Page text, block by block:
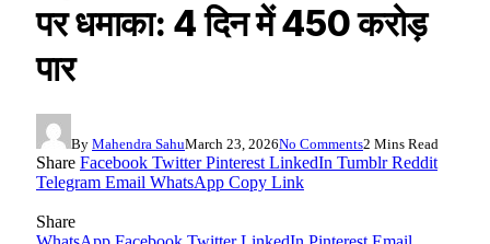
पर धमाका: 4 दिन में 450 करोड़
पार
By Mahendra SahuMarch 23, 2026No Comments2 Mins Read
Share Facebook Twitter Pinterest LinkedIn Tumblr Reddit
Telegram Email WhatsApp Copy Link
Share